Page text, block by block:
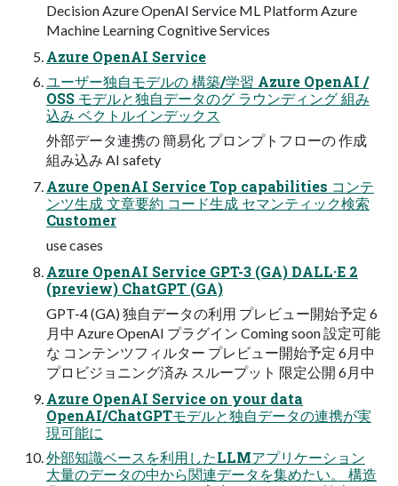
Decision Azure OpenAI Service ML Platform Azure
Machine Learning Cognitive Services
Azure OpenAI Service
ユーザー独自モデルの 構築/学習 Azure OpenAI /
OSS モデルと独自データのグ ラウンディング 組み
込み ベクトルインデックス
外部データ連携の 簡易化 プロンプトフローの 作成
組み込み AI safety
Azure OpenAI Service Top capabilities コンテ
ンツ生成 文章要約 コード生成 セマンティック検索
Customer
use cases
Azure OpenAI Service GPT-3 (GA) DALL·E 2
(preview) ChatGPT (GA)
GPT-4 (GA) 独自データの利用 プレビュー開始予定 6
月中 Azure OpenAI プラグイン Coming soon 設定可能
な コンテンツフィルター プレビュー開始予定 6月中
プロビジョニング済み スループット 限定公開 6月中
Azure OpenAI Service on your data
OpenAI/ChatGPTモデルと独自データの連携が実
現可能に
外部知識ベースを利用したLLMアプリケーション
大量のデータの中から関連データを集めたい。 構造